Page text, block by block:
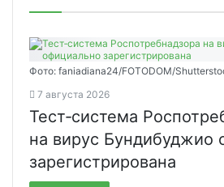
Фото: faniadiana24/FOTODOM/
7 августа 2026
Тест‑система
на вирус Бундибуджио
зарегистрирована